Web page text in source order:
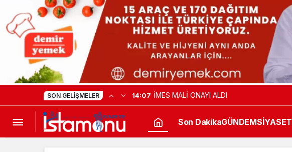
SON GELIŞMELER 14:07 İMES MALİ ONAYI ALDI
Son DakikaGÜNDEMSİYASET